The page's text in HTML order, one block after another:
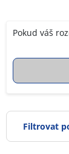
Pokud váš
Filtrovat